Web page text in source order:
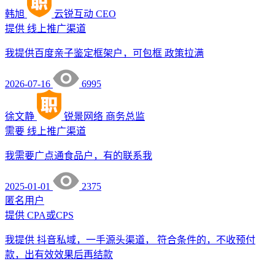
韩旭 云锐互动 CEO
提供 线上推广渠道
我提供百度亲子鉴定框架户，可包框 政策拉满
2026-07-16 6995
徐文静 锐景网络 商务总监
需要 线上推广渠道
我需要广点通食品户，有的联系我
2025-01-01
2375
匿名用户
提供 CPA或CPS
我提供 抖音私域，一手源头渠道， 符合条件的，不收预付
款，出有效效果后再结款